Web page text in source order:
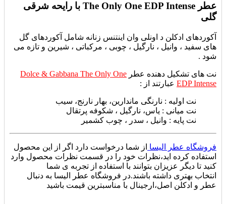
عطر The Only One EDP Intense با رایحه شرقی
گلی
آکوردهای ادکلن د اونلی وان اینتنس زنانه شامل آکوردهای گل
های سفید ، وانیل ، نارگیل ، چوبی ، مرکباتی ، شیرین و تازه می
شود .
نت های تشکیل دهنده عطر Dolce & Gabbana The Only One
EDP Intense عبارتند از :
نت اولیه : نارنگی ماندارین، بهار نارنج، سیب
نت میانی : یاس، نارگیل ، شکوفه پرتقال
نت پایه : وانیل ، سدر ، چوب کشمیر
فروشگاه عطر الیسا از شما درخواست دارد اگر از این محصول
استفاده کرده اید،نظرات خود را در قسمت نظرات محصول وارد
کنید تا دیگر عزیزان بتوانند با استفاده از تجربه ی شما
انتخاب بهتری داشته باشند.در فروشگاه عطر الیسا به دنبال
عطر و ادکلن اصل،ارجینال با مناسبترین قیمت باشید